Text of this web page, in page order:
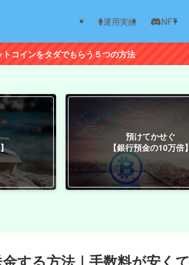
運用実績 NFT
トコインをタダでもらう５つの方法
預けてかせぐ
【銀行預金の10万倍】